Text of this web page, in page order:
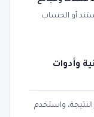
أو الحساب
وأدوات
واستخدم